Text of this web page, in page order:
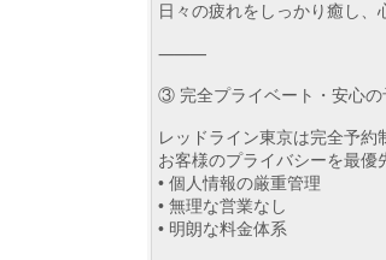
日々の疲れをしっかり癒し、
⸻
③ 完全プライベート・安心の
レッドライン東京は完全予約
お客様のプライバシーを最優
• 個人情報の厳重管理
• 無理な営業なし
• 明朗な料金体系